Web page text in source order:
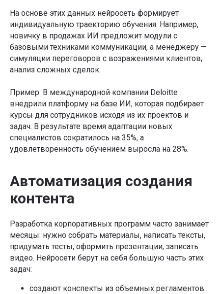
На основе этих данных нейросеть формирует
индивидуальную траекторию обучения. Например,
новичку в продажах ИИ предложит модули с
базовыми техниками коммуникации, а менеджеру —
симуляции переговоров с возражениями клиентов,
анализ сложных сделок.
Пример: В международной компании Deloitte
внедрили платформу на базе ИИ, которая подбирает
курсы для сотрудников исходя из их проектов и
задач. В результате время адаптации новых
специалистов сократилось на 35%, а
удовлетворенность обучением выросла на 28%.
Автоматизация создания
контента
Разработка корпоративных программ часто занимает
месяцы: нужно собрать материалы, написать тексты,
придумать тесты, оформить презентации, записать
видео. Нейросети берут на себя большую часть этих
задач:
создают конспекты из объемных регламентов